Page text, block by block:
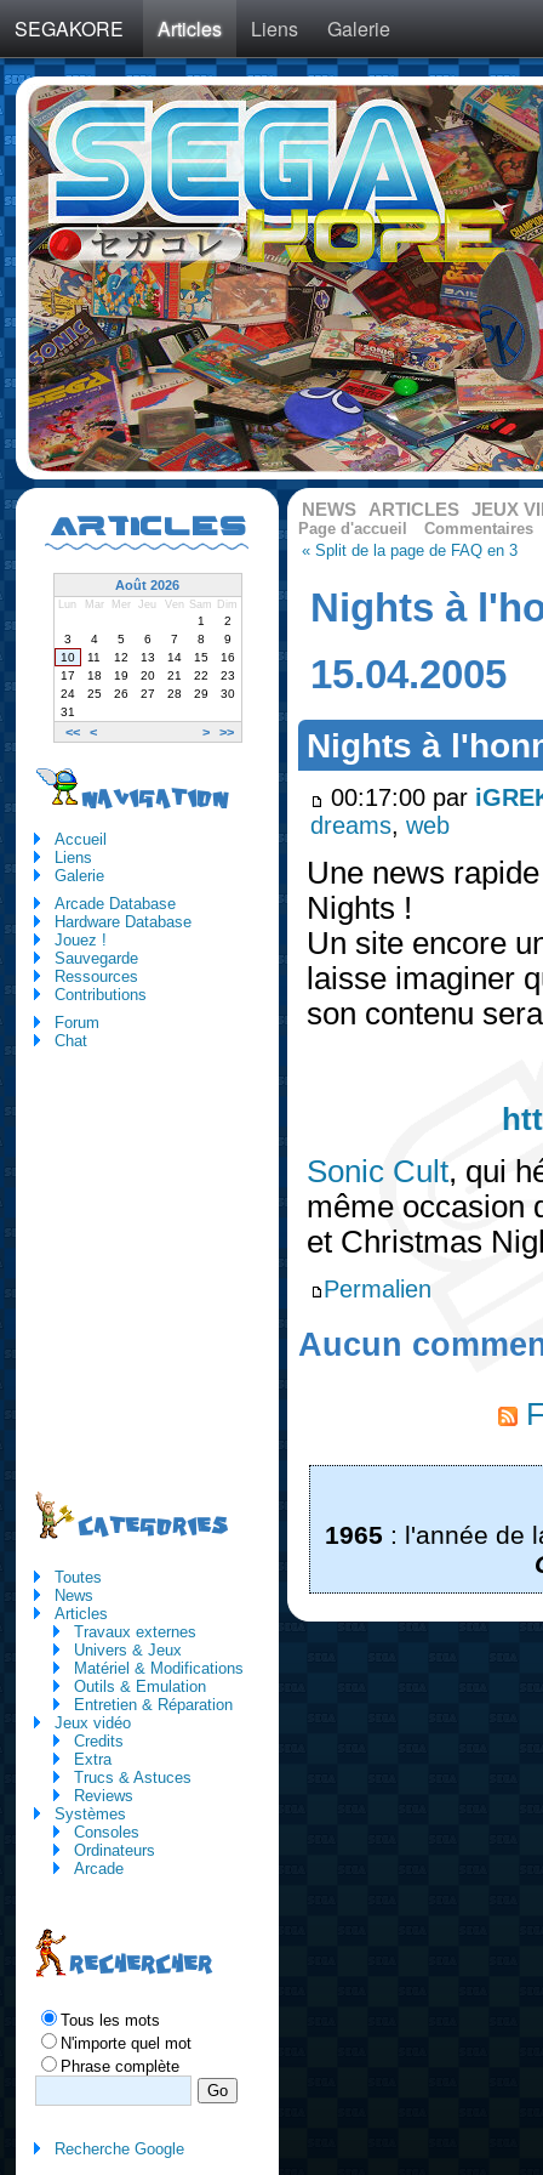
SEGAKORE Articles Liens Galerie
NEWS ARTICLES JEUX
Page d'accueil
Commentaires
« Split de la page de FAQ en 3
Nights à
15.04.2005
Nights à
00:17:00 par
dreams,web
Une news
Nights !
Un site encore
laisse imaginer
son contenu
Sonic Cult, qui
même occasion
et Christmas
Permalien
Aucun
1965 : l'année de
ARTICLES
Août 2026
Lun Mar Mer Jeu Ven Sam Dim
<< < > >>
1
2
3
4 5 6 7 8
9
10
11 12 13 14 15
16
17
18 19 20 21 22
23
24
25 26 27 28 29
30
31
NAVIGATION
Accueil
Liens
Galerie
Arcade Database
Hardware Database
Jouez !
Sauvegarde
Ressources
Contributions
Forum
Chat
CATEGORIES
Toutes
News
Articles
Travaux externes
Univers & Jeux
Matériel & Modifications
Outils & Emulation
Entretien & Réparation
Jeux vidéo
Credits
Extra
Trucs & Astuces
Reviews
Systèmes
Consoles
Ordinateurs
Arcade
RECHERCHER
Tous les mots
N'importe quel mot
Phrase complète
Recherche Google